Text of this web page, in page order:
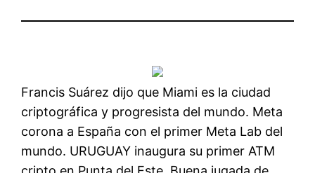
Francis Suárez dijo que Miami es la ciudad
criptográfica y progresista del mundo. Meta
corona a España con el primer Meta Lab del
mundo. URUGUAY inaugura su primer ATM